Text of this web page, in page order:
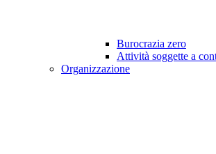
Burocrazia zero
Attività soggette a
Organizzazione